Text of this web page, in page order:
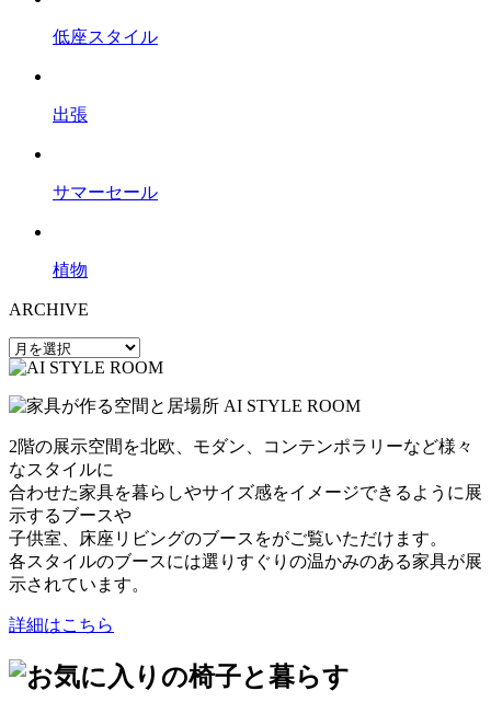
低座スタイル
出張
サマーセール
植物
ARCHIVE
2階の展示空間を北欧、モダン、コンテンポラリーなど様々
なスタイルに
合わせた家具を暮らしやサイズ感をイメージできるように展
示するブースや
子供室、床座リビングのブースをがご覧いただけます。
各スタイルのブースには選りすぐりの温かみのある家具が展
示されています。
詳細はこちら